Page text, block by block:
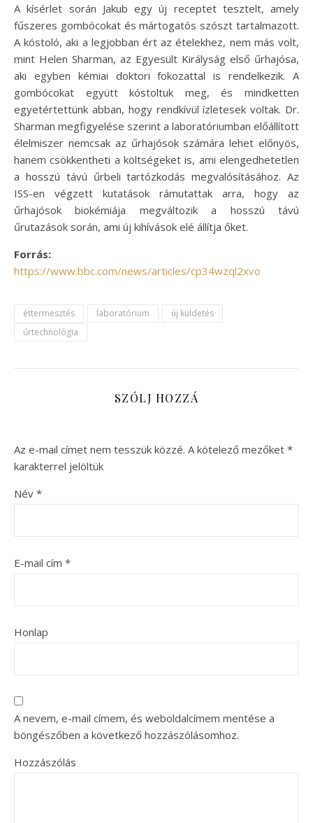
A kísérlet során Jakub egy új receptet tesztelt, amely
fűszeres gombócokat és mártogatós szószt tartalmazott.
A kóstoló, aki a legjobban ért az ételekhez, nem más volt,
mint Helen Sharman, az Egyesült Királyság első űrhajósa,
aki egyben kémiai doktori fokozattal is rendelkezik. A
gombócokat együtt kóstoltuk meg, és mindketten
egyetértettünk abban, hogy rendkívül ízletesek voltak. Dr.
Sharman megfigyelése szerint a laboratóriumban előállított
élelmiszer nemcsak az űrhajósok számára lehet előnyös,
hanem csökkentheti a költségeket is, ami elengedhetetlen
a hosszú távú űrbeli tartózkodás megvalósításához. Az
ISS-en végzett kutatások rámutattak arra, hogy az
űrhajósok biokémiája megváltozik a hosszú távú
űrutazások során, ami új kihívások elé állítja őket.
Forrás:
https://www.bbc.com/news/articles/cp34wzql2xvo
éttermesztés laboratórium
új küldetés
űrtechnológia
SZÓLJ HOZZÁ
Az e-mail címet nem tesszük közzé. A kötelező mezőket *
karakterrel jelöltük
Név *
E-mail cím *
Honlap
A nevem, e-mail címem, és weboldalcímem mentése a
böngészőben a következő hozzászólásomhoz.
Hozzászólás